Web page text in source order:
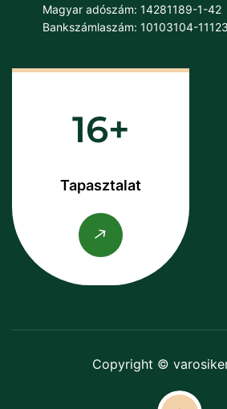
Magyar adószám: 14281189-1-42
Bankszámlaszám: 10103104-
16
Tapasztalat
Copyright ©